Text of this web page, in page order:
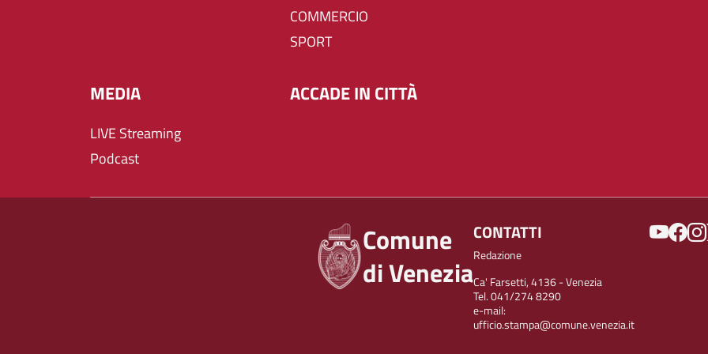
COMMERCIO
SPORT
MEDIA
LIVE Streaming
Podcast
ACCADE IN CITTÀ
Comune
di Venezia
CONTATTI
Redazione
Ca' Farsetti, 4136 - Venezia
Tel. 041/274 8290
e-mail:
ufficio.stampa@comune.venezia.it